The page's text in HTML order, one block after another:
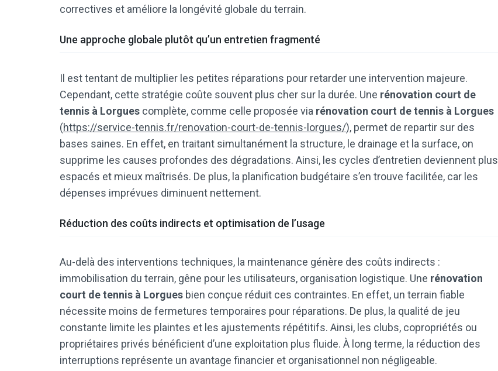
correctives et améliore la longévité globale du terrain.
Une approche globale plutôt qu’un entretien fragmenté
Il est tentant de multiplier les petites réparations pour retarder une intervention majeure.
Cependant, cette stratégie coûte souvent plus cher sur la durée. Une rénovation court de
tennis à Lorgues complète, comme celle proposée via rénovation court de tennis à Lorgues
(https://service-tennis.fr/renovation-court-de-tennis-lorgues/), permet de repartir sur des
bases saines. En effet, en traitant simultanément la structure, le drainage et la surface, on
supprime les causes profondes des dégradations. Ainsi, les cycles d’entretien deviennent plus
espacés et mieux maîtrisés. De plus, la planification budgétaire s’en trouve facilitée, car les
dépenses imprévues diminuent nettement.
Réduction des coûts indirects et optimisation de l’usage
Au-delà des interventions techniques, la maintenance génère des coûts indirects :
immobilisation du terrain, gêne pour les utilisateurs, organisation logistique. Une rénovation
court de tennis à Lorgues bien conçue réduit ces contraintes. En effet, un terrain fiable
nécessite moins de fermetures temporaires pour réparations. De plus, la qualité de jeu
constante limite les plaintes et les ajustements répétitifs. Ainsi, les clubs, copropriétés ou
propriétaires privés bénéficient d’une exploitation plus fluide. À long terme, la réduction des
interruptions représente un avantage financier et organisationnel non négligeable.